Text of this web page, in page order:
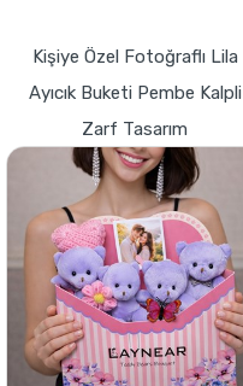
Kişiye Özel Fotoğraflı Lila
Ayıcık Buketi Pembe Kalpli
Zarf Tasarım